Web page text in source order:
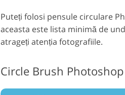
Servicii de editare foto de
nuntă
Puteți folosi pensule circulare
aceasta este lista minimă de
atrageți atenția fotografiile.
Circle Brush